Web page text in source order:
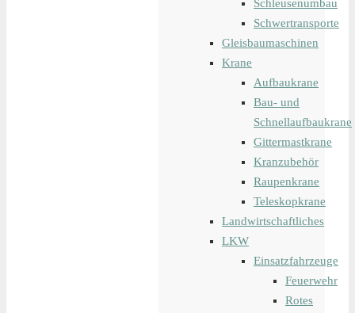
Schleusenumbau
Schwertransporte
Gleisbaumaschinen
Krane
Aufbaukrane
Bau- und
Schnellaufbaukrane
Gittermastkrane
Kranzubehör
Raupenkrane
Teleskopkrane
Landwirtschaftliches
LKW
Einsatzfahrzeuge
Feuerwehr
Rotes